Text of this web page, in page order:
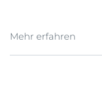
Mehr erfahren